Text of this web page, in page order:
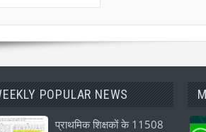
POPULAR NEWS
प्राथमिक शिक्षकों के 11508